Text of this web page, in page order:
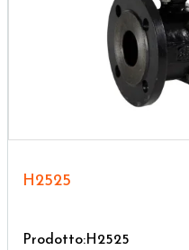
H2525
Prodotto:H2525